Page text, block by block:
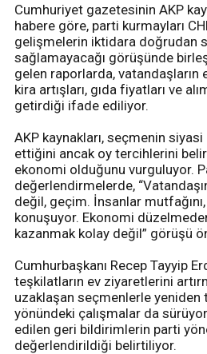
Cumhuriyet gazetesinin AKP
habere göre, parti kurmayları
gelişmelerin iktidara doğrudan
sağlamayacağı görüşünde
gelen raporlarda, vatandaşların
kira artışları, gıda fiyatları ve
getirdiği ifade ediliyor.
AKP kaynakları, seçmenin
ettiğini ancak oy tercihlerini
ekonomi olduğunu vurguluyor.
değerlendirmelerde,
değil, geçim. İnsanlar mutfağını,
konuşuyor. Ekonomi
kazanmak kolay değil” görüşü
Cumhurbaşkanı Recep Tayyip
teşkilatların ev ziyaretlerini
uzaklaşan seçmenlerle yeniden
yönündeki çalışmalar da
edilen geri bildirimlerin parti
değerlendirildiği belirtiliyor.